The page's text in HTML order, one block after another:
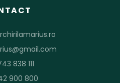
838 111
900 800